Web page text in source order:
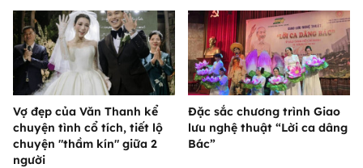
Vợ đẹp của Văn Thanh kể
chuyện tình cổ tích, tiết lộ
chuyện "thầm kín" giữa 2
người
Đặc sắc chương trình Giao
lưu nghệ thuật “Lời ca dâng
Bác”